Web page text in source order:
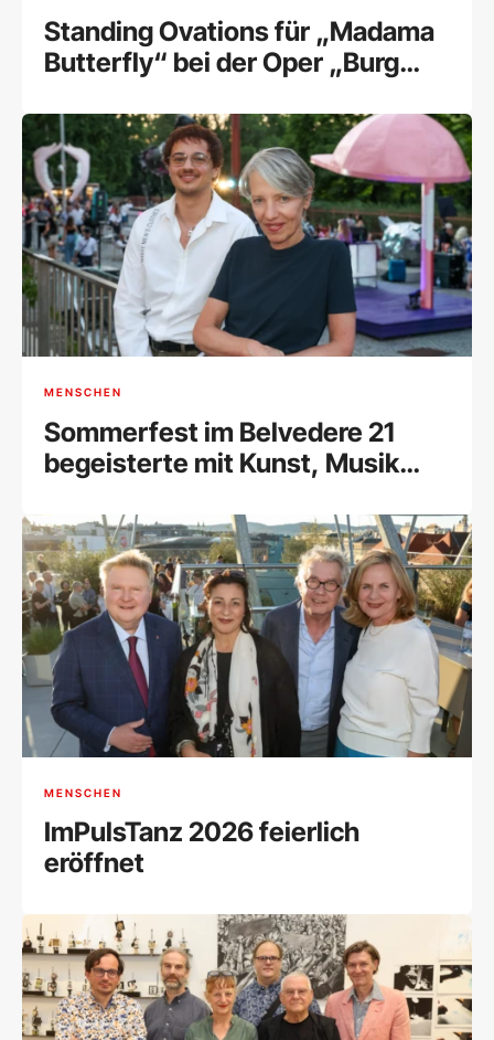
Standing Ovations für „Madama
Butterfly“ bei der Oper „Burg
MENSCHEN
Sommerfest im Belvedere 21
begeisterte mit Kunst, Musik
MENSCHEN
ImPulsTanz 2026 feierlich
eröffnet